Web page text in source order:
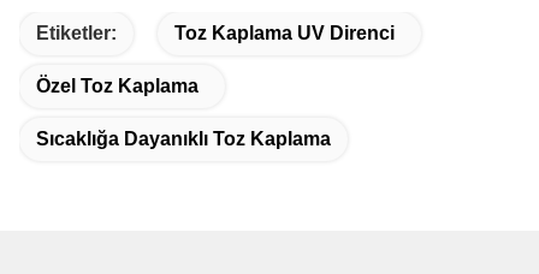
Etiketler: Toz Kaplama UV Direnci
Özel Toz Kaplama
Sıcaklığa Dayanıklı Toz Kaplama